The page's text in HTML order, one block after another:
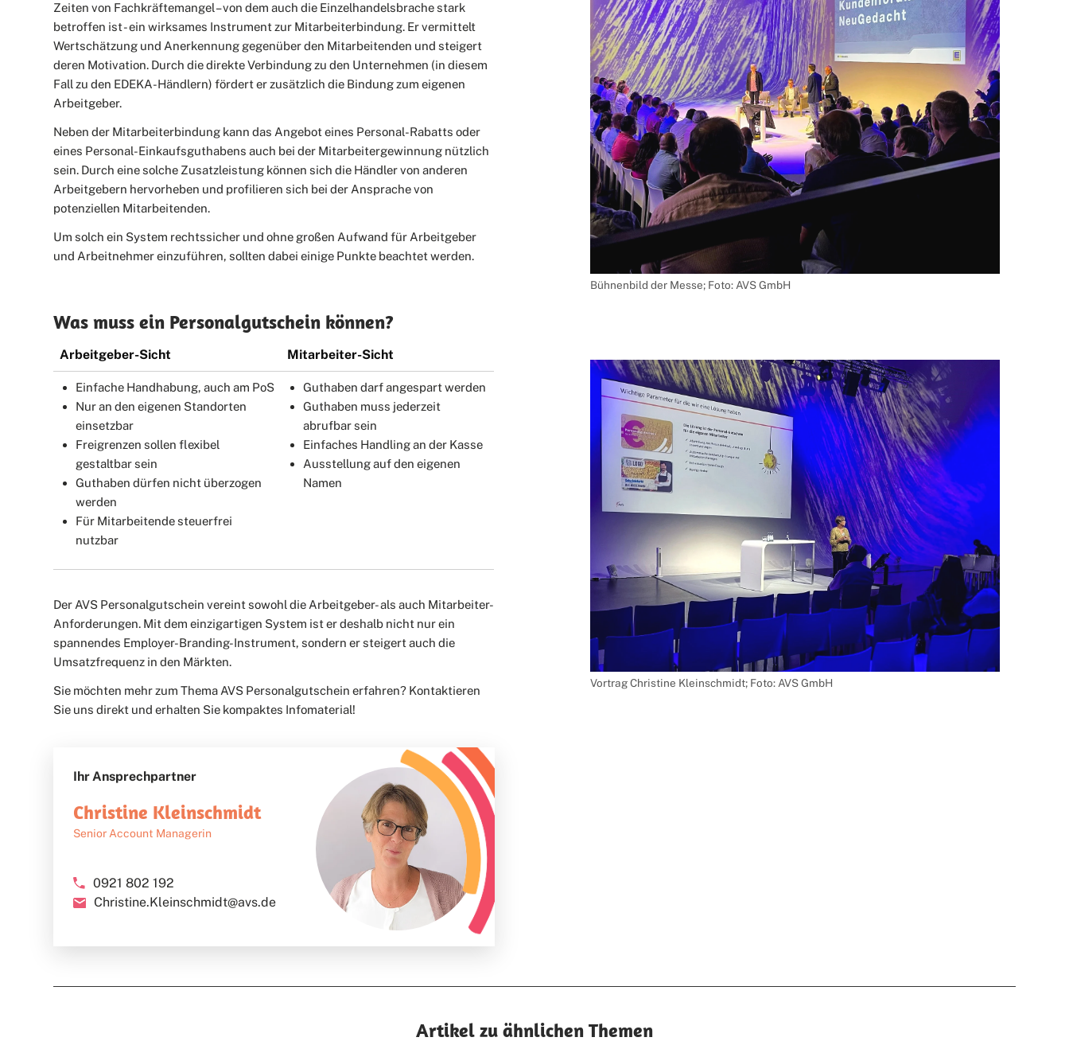
Zeiten von Fachkräftemangel – von dem auch die Einzelhandelsbrache stark
betroffen ist - ein wirksames Instrument zur Mitarbeiterbindung. Er vermittelt
Wertschätzung und Anerkennung gegenüber den Mitarbeitenden und steigert
deren Motivation. Durch die direkte Verbindung zu den Unternehmen (in diesem
Fall zu den EDEKA-Händlern) fördert er zusätzlich die Bindung zum eigenen
Arbeitgeber.
Neben der Mitarbeiterbindung kann das Angebot eines Personal-Rabatts oder
eines Personal-Einkaufsguthabens auch bei der Mitarbeitergewinnung nützlich
sein. Durch eine solche Zusatzleistung können sich die Händler von anderen
Arbeitgebern hervorheben und profilieren sich bei der Ansprache von
potenziellen Mitarbeitenden.
Um solch ein System rechtssicher und ohne großen Aufwand für Arbeitgeber
und Arbeitnehmer einzuführen, sollten dabei einige Punkte beachtet werden.
Was muss ein Personalgutschein können?
Arbeitgeber-Sicht Mitarbeiter-Sicht
Einfache Handhabung, auch am PoS
Nur an den eigenen Standorten
einsetzbar
Freigrenzen sollen flexibel
gestaltbar sein
Guthaben dürfen nicht überzogen
werden
Für Mitarbeitende steuerfrei
nutzbar
Guthaben darf angespart werden
Guthaben muss jederzeit
abrufbar sein
Einfaches Handling an der Kasse
Ausstellung auf den eigenen
Namen
Der AVS Personalgutschein vereint sowohl die Arbeitgeber- als auch Mitarbeiter-
Anforderungen. Mit dem einzigartigen System ist er deshalb nicht nur ein
spannendes Employer-Branding-Instrument, sondern er steigert auch die
Umsatzfrequenz in den Märkten.
Sie möchten mehr zum Thema AVS Personalgutschein erfahren? Kontaktieren
Sie uns direkt und erhalten Sie kompaktes Infomaterial!
Ihr Ansprechpartner
Christine Kleinschmidt
Senior Account Managerin
0921 802 192
Christine.Kleinschmidt@avs.de
Bühnenbild der Messe; Foto: AVS GmbH
Vortrag Christine Kleinschmidt; Foto: AVS GmbH
Artikel zu ähnlichen Themen